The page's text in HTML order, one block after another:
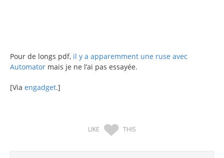
Pour de longs pdf, il y a apparemment une ruse avec
Automator mais je ne l’ai pas essayée.
[Via engadget.]
LIKE THIS